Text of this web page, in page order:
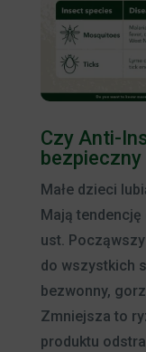
Czy Anti-
bezpieczny
Małe dzieci
Mają
ust.
do wszystkich
bezwonny,
Zmniejsza to
produktu